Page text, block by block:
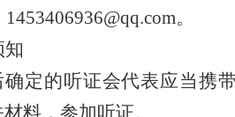
1453406936@qq.com。
知
定的听证会代表应当携
料，参加听证。